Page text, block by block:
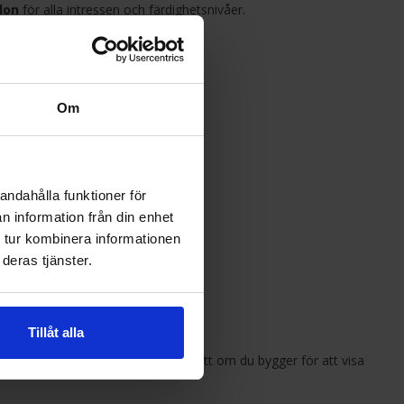
Om
funktioner för
information från din enhet
kombinera informationen
tjänster.
Tillåt alla
för alla intressen och färdighetsnivåer.
se ett projekt växa fram. Oavsett om du bygger för att visa